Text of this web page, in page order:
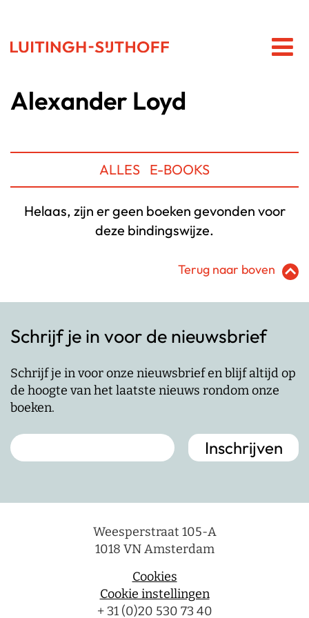
Alexander Loyd
ALLES E-BOOKS
Helaas, zijn er geen boeken gevonden voor
deze bindingswijze.
Terug naar boven
Schrijf je in voor de nieuwsbrief
Schrijf je in voor onze nieuwsbrief en blijf altijd op
de hoogte van het laatste nieuws rondom onze
boeken.
Weesperstraat 105-A
1018 VN Amsterdam
Cookies
Cookie instellingen
+ 31 (0)20 530 73 40